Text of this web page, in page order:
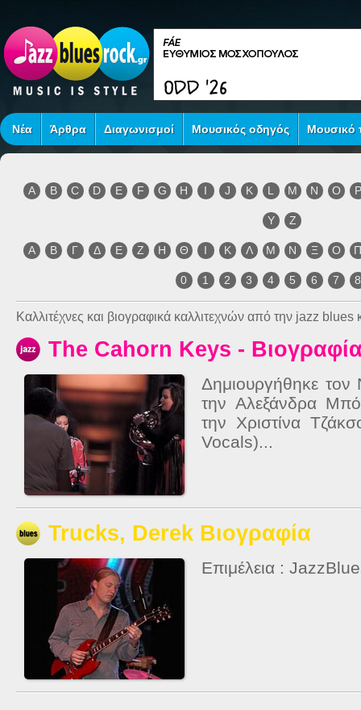
Νέα Άρθρα Διαγωνισμοί Μουσικός οδηγός Μουσικό
A B C D E F G H I J K L M N O P
Y Z
Α Β Γ Δ Ε Ζ Η Θ Ι Κ Λ Μ Ν Ξ Ο
0 1 2 3 4 5 6 7 8
Καλλιτέχνες και βιογραφικά καλλιτεχνών από την jazz blues
The Cahorn Keys -
Δημιουργήθηκε
την Αλεξάνδρα
την Χριστίνα
Vocals)...
Trucks, Derek Βιογραφία
Επιμέλεια :